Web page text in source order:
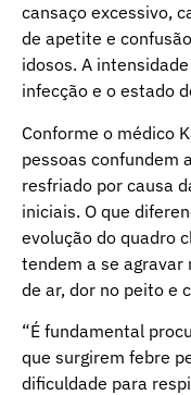
cansaço excessivo,
de apetite e
idosos. A
infecção e o estado
Conforme o médico
pessoas confundem
resfriado por causa
iniciais. O que
evolução do quadro
tendem a se
de ar, dor no peito e
“É fundamental
que surgirem febre
dificuldade para